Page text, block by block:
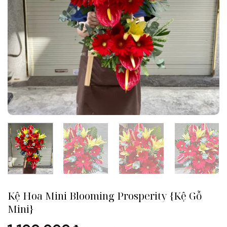
Kệ Hoa Mini Blooming Prosperity {Kệ Gỗ
Mini}